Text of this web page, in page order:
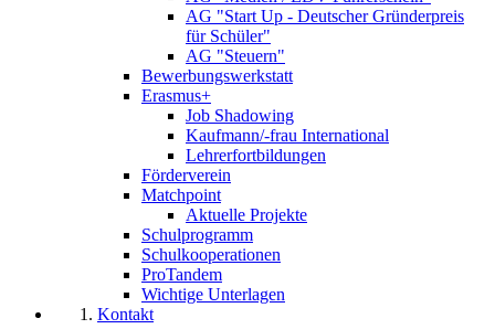
AG "Start Up - Deutscher Gründerpreis
für Schüler"
AG "Steuern"
Bewerbungswerkstatt
Erasmus+
Job Shadowing
Kaufmann/-frau International
Lehrerfortbildungen
Förderverein
Matchpoint
Aktuelle Projekte
Schulprogramm
Schulkooperationen
ProTandem
Wichtige Unterlagen
Kontakt